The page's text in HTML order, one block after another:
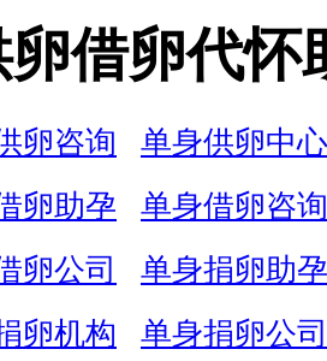
借卵代怀
卵咨询 单身供卵中心
卵助孕 单身借卵咨询
卵公司 单身捐卵助孕
卵机构 单身捐卵公司